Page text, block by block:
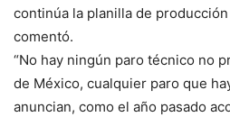
continúa la planilla de producción
comentó.
“No hay ningún paro técnico no
de México, cualquier paro que
anuncian, como el año pasado